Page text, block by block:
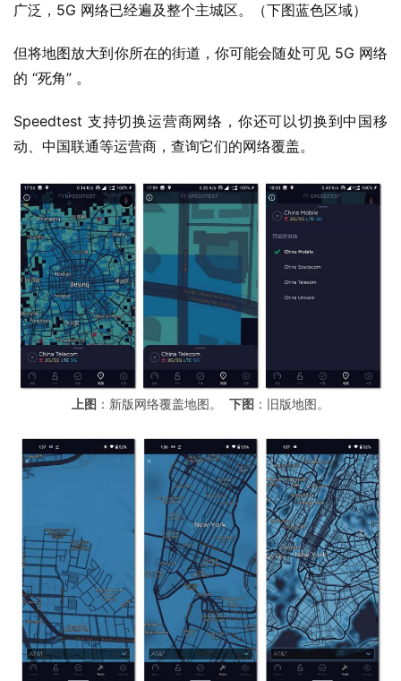
业
W
i
n
1
1
W
i
n
0
件
安
卓
苹
广泛，5G 网络已经遍及整个主城区。（下图蓝色区域）
但将地图放大到你所在的街道，你可能会随处可见 5G 网络
的 “死角” 。
Speedtest 支持切换运营商网络，你还可以切换到中国移
动、中国联通等运营商，查询它们的网络覆盖。
上图 ：新版网络覆盖地图。 下图 ：旧版地图。